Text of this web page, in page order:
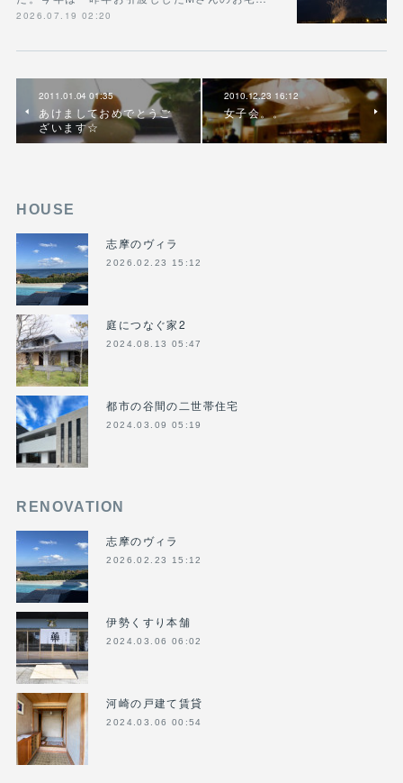
2026.07.19 02:20
2011.01.04 01:35
あけましておめでとうご
ざいます☆
2010.12.23 16:12
女子会。。
HOUSE
志摩のヴィラ
2026.02.23 15:12
庭につなぐ家2
2024.08.13 05:47
都市の谷間の二世帯住宅
2024.03.09 05:19
RENOVATION
志摩のヴィラ
2026.02.23 15:12
伊勢くすり本舗
2024.03.06 06:02
河崎の戸建て賃貸
2024.03.06 00:54